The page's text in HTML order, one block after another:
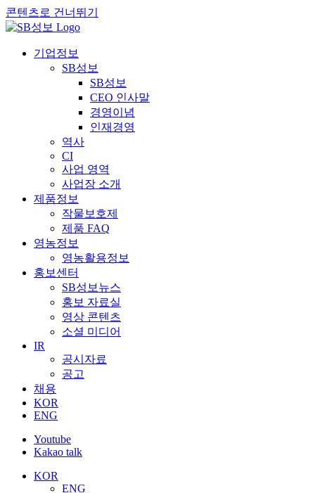
콘텐츠로 건너뛰기
기업정보
SB성보
SB성보
CEO 인사말
경영이념
인재경영
역사
CI
사업 영역
사업장 소개
제품정보
작물보호제
제품 FAQ
영농정보
영농활용정보
홍보센터
SB성보뉴스
홍보 자료실
영상 콘텐츠
소셜 미디어
IR
공시자료
공고
채용
KOR
ENG
Youtube
Kakao talk
KOR
ENG